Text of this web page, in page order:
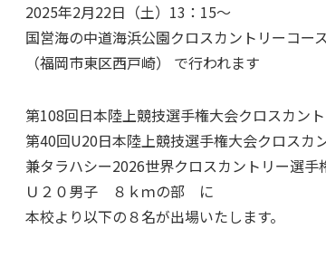
2025年2月22日（土）13：15～
国営海の中道海浜公園クロスカントリーコー
（福岡市東区西戸崎） で行われます
第108回日本陸上競技選手権大会クロスカン
第40回U20日本陸上競技選手権大会クロスカ
兼タラハシー2026世界クロスカントリー選
Ｕ２０男子 ８ｋｍの部 に
本校より以下の８名が出場いたします。